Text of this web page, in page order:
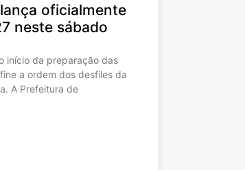
oficialmente
neste sábado
início da preparação das
a ordem dos desfiles da
A Prefeitura de